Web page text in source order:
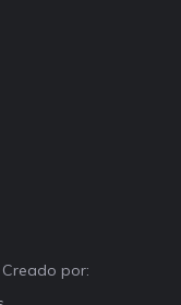
Creado por: